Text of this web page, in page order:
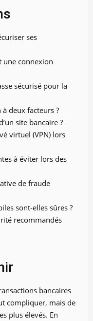
ses
une connexion
sécurisé pour la
à deux facteurs ?
site bancaire ?
virtuel (VPN) lors
à éviter lors des
de fraude
sont-elles sûres ?
recommandés
bancaires
compliquer, mais de
plus élevés. En